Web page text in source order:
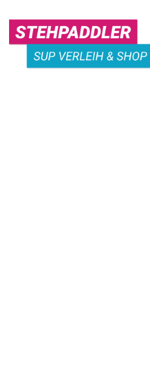
content